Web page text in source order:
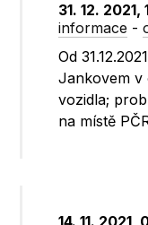
31. 12. 2021,
informace -
Od
Jankovem v
vozidla;
na místě
14. 11. 2021,